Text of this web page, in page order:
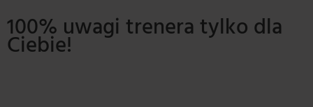
100% uwagi trenera tylko dla
Ciebie!